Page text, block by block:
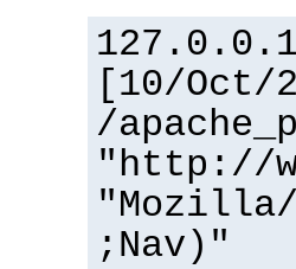
[10/Oct/
/
"http://
;Nav)"